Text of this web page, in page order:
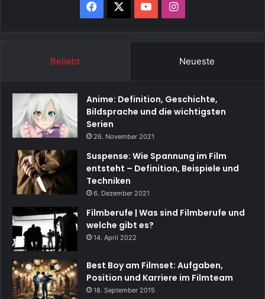
Facebook YouTubeInstagram
Beliebt Neueste
Anime: Definition, Geschichte,
Bildsprache und die wichtigsten
Serien
26. November 2021
Suspense: Wie Spannung im Film
entsteht – Definition, Beispiele und
Techniken
6. Dezember 2021
Filmberufe | Was sind Filmberufe und
welche gibt es?
14. April 2022
Best Boy am Filmset: Aufgaben,
Position und Karriere im Filmteam
18. September 2015